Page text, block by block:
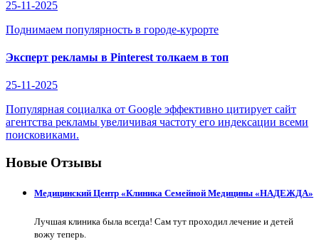
25-11-2025
Поднимаем популярность в городе-курорте
Эксперт рекламы в Pinterest толкаем в топ
25-11-2025
Популярная социалка от Google эффективно цитирует сайт
агентства рекламы увеличивая частоту его индексации всеми
поисковиками.
Новые Отзывы
Медицинский Центр «Клиника Семейной Медицины «НАДЕЖДА»
Лучшая клиника была всегда! Сам тут проходил лечение и детей
вожу теперь.